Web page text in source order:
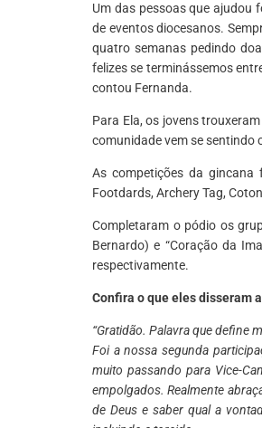
Um das pessoas que ajudou
de eventos diocesanos.
quatro semanas pedindo
felizes se terminássemos
contou Fernanda.
Para Ela, os jovens
comunidade vem se sentindo
As competições da gincana
Footdards, Archery Tag,
Completaram o pódio os
Bernardo) e “Coração da
respectivamente.
Confira o que eles disseram
“Gratidão. Palavra que define
Foi a nossa segunda
muito passando para Vice-
empolgados. Realmente
de Deus e saber qual a